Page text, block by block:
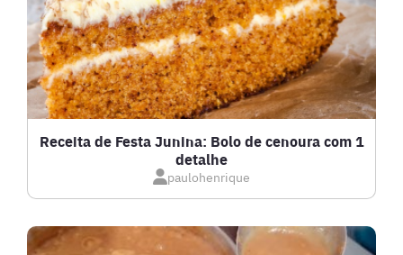
FRANGO
FRUTOS DO MAR
GRATINADOS
LANCHES
Receita de Festa Junina: Bolo de cenoura com 1
detalhe
paulohenrique